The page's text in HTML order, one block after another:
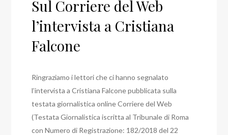
Sul Corriere del Web
l’intervista a Cristiana
Falcone
Ringraziamo i lettori che ci hanno segnalato
l’intervista a Cristiana Falcone pubblicata sulla
testata giornalistica online Corriere del Web
(Testata Giornalistica iscritta al Tribunale di Roma
con Numero di Registrazione: 182/2018 del 22